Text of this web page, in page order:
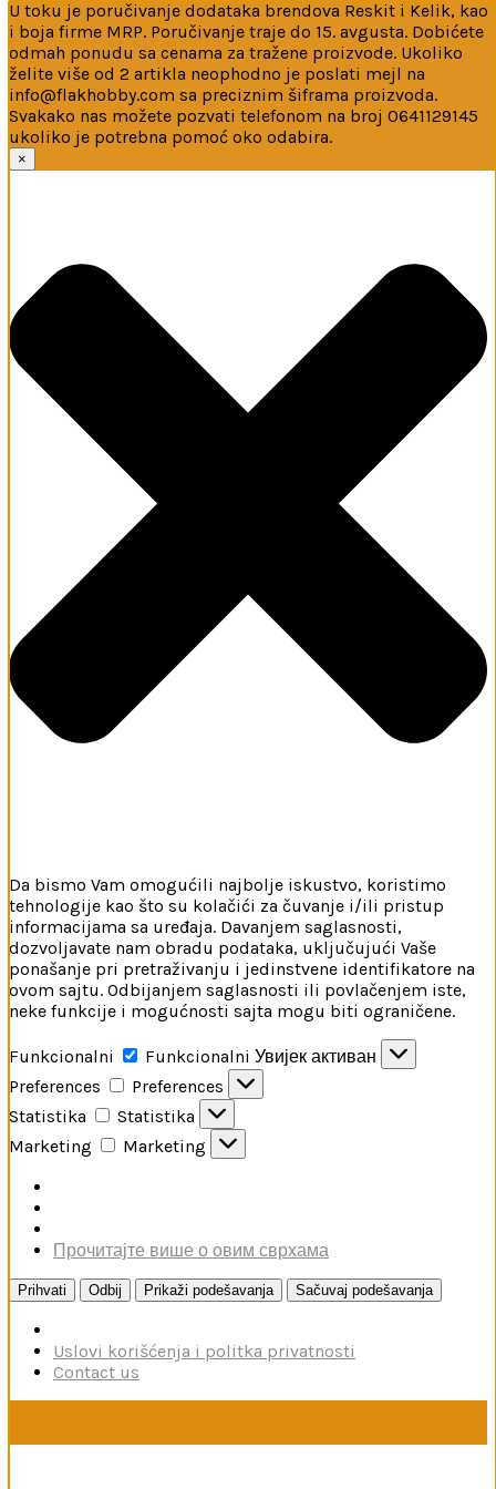
U toku je poručivanje dodataka brendova Reskit i Kelik, kao
i boja firme MRP. Poručivanje traje do 15. avgusta. Dobićete
odmah ponudu sa cenama za tražene proizvode. Ukoliko
želite više od 2 artikla neophodno je poslati mejl na
info@flakhobby.com sa preciznim šiframa proizvoda.
Svakako nas možete pozvati telefonom na broj 0641129145
ukoliko je potrebna pomoć oko odabira.
×
Ova web-stranica koristi kolačiće
Da bismo Vam omogućili najbolje iskustvo, koristimo
tehnologije kao što su kolačići za čuvanje i/ili pristup
informacijama sa uređaja. Davanjem saglasnosti,
dozvoljavate nam obradu podataka, uključujući Vaše
ponašanje pri pretraživanju i jedinstvene identifikatore na
ovom sajtu. Odbijanjem saglasnosti ili povlačenjem iste,
neke funkcije i mogućnosti sajta mogu biti ograničene.
Funkcionalni Funkcionalni Увијек активан
Preferences
Preferences
Statistika
Statistika
Marketing
Marketing
Прочитајте више о овим сврхама
Prihvati Odbij Prikaži podešavanja Sačuvaj podešavanja
Uslovi korišćenja i politka privatnosti
Contact us